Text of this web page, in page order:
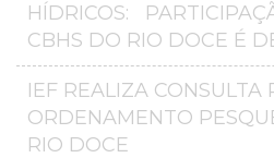
HÍDRICOS:
CBHS DO RIO DOCE É
IEF REALIZA CONSULTA
ORDENAMENTO
RIO DOCE